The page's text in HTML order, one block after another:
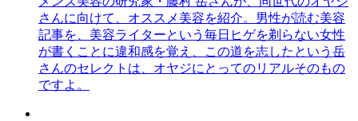
さんに向けて、オススメ美容を紹介。男性が読む美容
記事を、美容ライターという毎日ヒゲを剃らない女性
が書くことに違和感を覚え、この道を志したという岳
さんのセレクトは、オヤジにとってのリアルそのもの
ですよ。